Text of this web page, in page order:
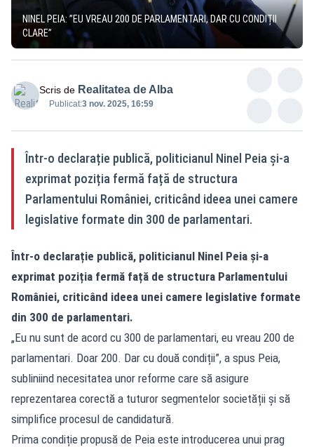
NINEL PEIA: ”EU VREAU 200 DE PARLAMENTARI, DAR CU CONDIȚII
CLARE”
Scris de Realitatea de Alba
Publicat:3 nov. 2025, 16:59
Într-o declarație publică, politicianul Ninel Peia și-a
exprimat poziția fermă față de structura
Parlamentului României, criticând ideea unei camere
legislative formate din 300 de parlamentari.
Într-o declarație publică, politicianul Ninel Peia și-a
exprimat poziția fermă față de structura Parlamentului
României, criticând ideea unei camere legislative formate
din 300 de parlamentari.
„Eu nu sunt de acord cu 300 de parlamentari, eu vreau 200 de
parlamentari. Doar 200. Dar cu două condiții”, a spus Peia,
subliniind necesitatea unor reforme care să asigure
reprezentarea corectă a tuturor segmentelor societății și să
simplifice procesul de candidatură.
Prima condiție propusă de Peia este introducerea unui prag